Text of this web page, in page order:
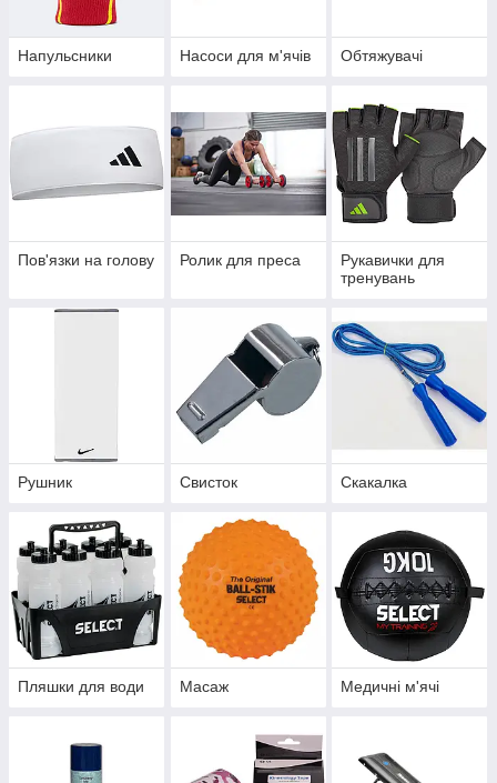
Напульсники Насоси для м'ячів Обтяжувачі
Пов'язки на голову Ролик для преса
Рукавички для
тренувань
Рушник Свисток Скакалка
Пляшки для води Масаж Медичні м'ячі